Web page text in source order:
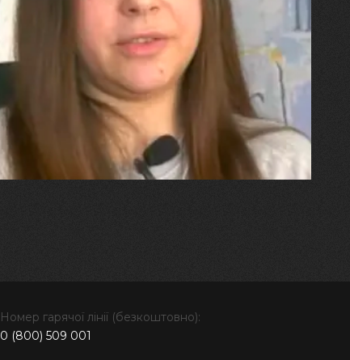
27.07.2026
"Я перенесла 11 операцій, та
плакала від фантомного
болю. Але маленька донька
бере за руку і змушує йти
далі"
Номер гарячої лінії (безкоштовно):
0 (800) 509 001